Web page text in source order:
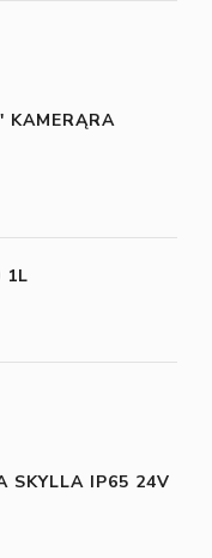
KAMERĄRA
1L
SKYLLA IP65 24V